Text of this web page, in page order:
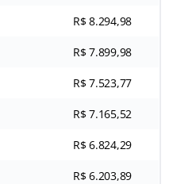
R$ 8.294,98
R$ 7.899,98
R$ 7.523,77
R$ 7.165,52
R$ 6.824,29
R$ 6.203,89